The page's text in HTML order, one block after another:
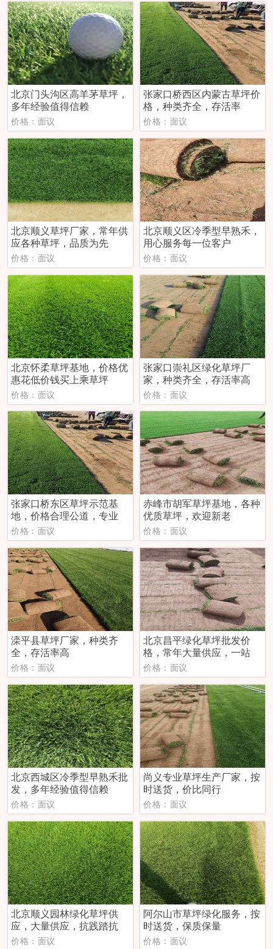
北京门头沟区高羊茅草坪，
多年经验值得信赖
价格：面议
张家口桥西区内蒙古草坪价
格，种类齐全，存活率
价格：面议
北京顺义草坪厂家，常年供
应各种草坪，品质为先
价格：面议
北京顺义区冷季型早熟禾，
用心服务每一位客户
价格：面议
北京怀柔草坪基地，价格优
惠花低价钱买上乘草坪
价格：面议
张家口崇礼区绿化草坪厂
家，种类齐全，存活率高
价格：面议
张家口桥东区草坪示范基
地，价格合理公道，专业
价格：面议
‌赤峰市胡军草坪基地，各种
优质草坪，欢迎新老
价格：面议
滦平县草坪厂家，种类齐
全，存活率高
价格：面议
北京昌平绿化草坪批发价
格，常年大量供应，一站
价格：面议
北京西城区冷季型早熟禾批
发，多年经验值得信赖
价格：面议
尚义专业草坪生产厂家，按
时送货，价比同行
价格：面议
北京顺义园林绿化草坪供
应，大量供应，抗践踏抗
价格：面议
阿尔山市草坪绿化服务，按
时送货，保质保量
价格：面议